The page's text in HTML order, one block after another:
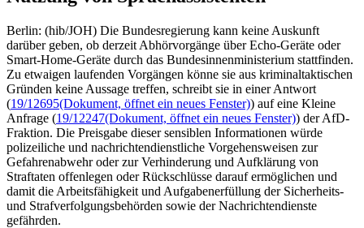
Berlin: (hib/JOH) Die Bundesregierung kann keine Auskunft
darüber geben, ob derzeit Abhörvorgänge über Echo-Geräte oder
Smart-Home-Geräte durch das Bundesinnenministerium stattfinden.
Zu etwaigen laufenden Vorgängen könne sie aus kriminaltaktischen
Gründen keine Aussage treffen, schreibt sie in einer Antwort
(19/12695(Dokument, öffnet ein neues Fenster)) auf eine Kleine
Anfrage (19/12247(Dokument, öffnet ein neues Fenster)) der AfD-
Fraktion. Die Preisgabe dieser sensiblen Informationen würde
polizeiliche und nachrichtendienstliche Vorgehensweisen zur
Gefahrenabwehr oder zur Verhinderung und Aufklärung von
Straftaten offenlegen oder Rückschlüsse darauf ermöglichen und
damit die Arbeitsfähigkeit und Aufgabenerfüllung der Sicherheits-
und Strafverfolgungsbehörden sowie der Nachrichtendienste
gefährden.